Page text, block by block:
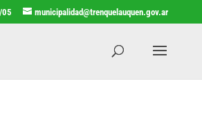
municipalidad@trenquelauquen.gov.ar